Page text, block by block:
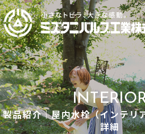
製品紹介｜屋内水栓（インテリ
詳細